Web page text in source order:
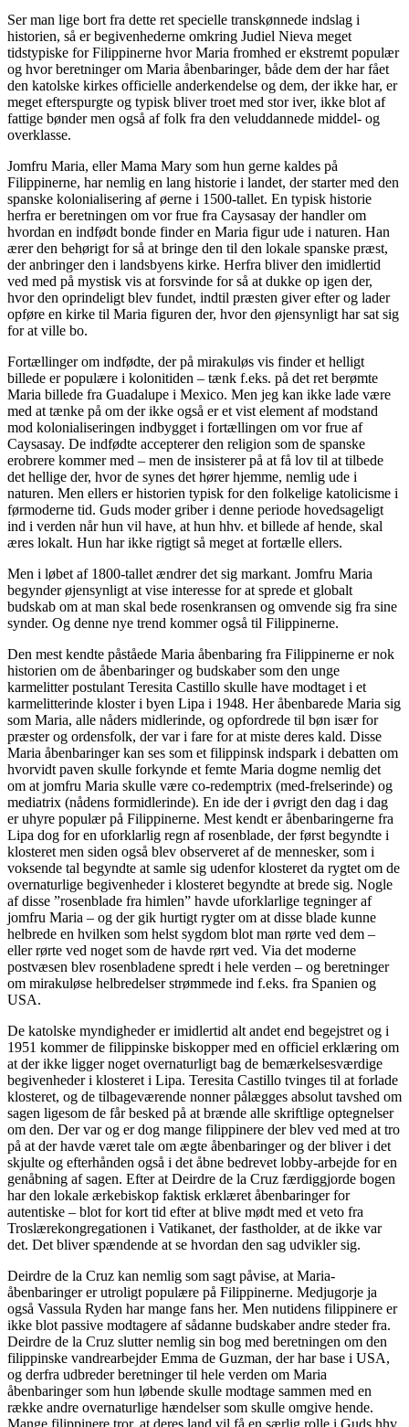
Ser man lige bort fra dette ret specielle transkønnede indslag i
historien, så er begivenhederne omkring Judiel Nieva meget
tidstypiske for Filippinerne hvor Maria fromhed er ekstremt populær
og hvor beretninger om Maria åbenbaringer, både dem der har fået
den katolske kirkes officielle anderkendelse og dem, der ikke har, er
meget efterspurgte og typisk bliver troet med stor iver, ikke blot af
fattige bønder men også af folk fra den veluddannede middel- og
overklasse.
Jomfru Maria, eller Mama Mary som hun gerne kaldes på
Filippinerne, har nemlig en lang historie i landet, der starter med den
spanske kolonialisering af øerne i 1500-tallet. En typisk historie
herfra er beretningen om vor frue fra Caysasay der handler om
hvordan en indfødt bonde finder en Maria figur ude i naturen. Han
ærer den behørigt for så at bringe den til den lokale spanske præst,
der anbringer den i landsbyens kirke. Herfra bliver den imidlertid
ved med på mystisk vis at forsvinde for så at dukke op igen der,
hvor den oprindeligt blev fundet, indtil præsten giver efter og lader
opføre en kirke til Maria figuren der, hvor den øjensynligt har sat sig
for at ville bo.
Fortællinger om indfødte, der på mirakuløs vis finder et helligt
billede er populære i kolonitiden – tænk f.eks. på det ret berømte
Maria billede fra Guadalupe i Mexico. Men jeg kan ikke lade være
med at tænke på om der ikke også er et vist element af modstand
mod kolonialiseringen indbygget i fortællingen om vor frue af
Caysasay. De indfødte accepterer den religion som de spanske
erobrere kommer med – men de insisterer på at få lov til at tilbede
det hellige der, hvor de synes det hører hjemme, nemlig ude i
naturen. Men ellers er historien typisk for den folkelige katolicisme i
førmoderne tid. Guds moder griber i denne periode hovedsageligt
ind i verden når hun vil have, at hun hhv. et billede af hende, skal
æres lokalt. Hun har ikke rigtigt så meget at fortælle ellers.
Men i løbet af 1800-tallet ændrer det sig markant. Jomfru Maria
begynder øjensynligt at vise interesse for at sprede et globalt
budskab om at man skal bede rosenkransen og omvende sig fra sine
synder. Og denne nye trend kommer også til Filippinerne.
Den mest kendte påståede Maria åbenbaring fra Filippinerne er nok
historien om de åbenbaringer og budskaber som den unge
karmelitter postulant Teresita Castillo skulle have modtaget i et
karmelitterinde kloster i byen Lipa i 1948. Her åbenbarede Maria sig
som Maria, alle nåders midlerinde, og opfordrede til bøn især for
præster og ordensfolk, der var i fare for at miste deres kald. Disse
Maria åbenbaringer kan ses som et filippinsk indspark i debatten om
hvorvidt paven skulle forkynde et femte Maria dogme nemlig det
om at jomfru Maria skulle være co-redemptrix (med-frelserinde) og
mediatrix (nådens formidlerinde). En ide der i øvrigt den dag i dag
er uhyre populær på Filippinerne. Mest kendt er åbenbaringerne fra
Lipa dog for en uforklarlig regn af rosenblade, der først begyndte i
klosteret men siden også blev observeret af de mennesker, som i
voksende tal begyndte at samle sig udenfor klosteret da rygtet om de
overnaturlige begivenheder i klosteret begyndte at brede sig. Nogle
af disse ”rosenblade fra himlen” havde uforklarlige tegninger af
jomfru Maria – og der gik hurtigt rygter om at disse blade kunne
helbrede en hvilken som helst sygdom blot man rørte ved dem –
eller rørte ved noget som de havde rørt ved. Via det moderne
postvæsen blev rosenbladene spredt i hele verden – og beretninger
om mirakuløse helbredelser strømmede ind f.eks. fra Spanien og
USA.
De katolske myndigheder er imidlertid alt andet end begejstret og i
1951 kommer de filippinske biskopper med en officiel erklæring om
at der ikke ligger noget overnaturligt bag de bemærkelsesværdige
begivenheder i klosteret i Lipa. Teresita Castillo tvinges til at forlade
klosteret, og de tilbageværende nonner pålægges absolut tavshed om
sagen ligesom de får besked på at brænde alle skriftlige optegnelser
om den. Der var og er dog mange filippinere der blev ved med at tro
på at der havde været tale om ægte åbenbaringer og der bliver i det
skjulte og efterhånden også i det åbne bedrevet lobby-arbejde for en
genåbning af sagen. Efter at Deirdre de la Cruz færdiggjorde bogen
har den lokale ærkebiskop faktisk erklæret åbenbaringer for
autentiske – blot for kort tid efter at blive mødt med et veto fra
Troslærekongregationen i Vatikanet, der fastholder, at de ikke var
det. Det bliver spændende at se hvordan den sag udvikler sig.
Deirdre de la Cruz kan nemlig som sagt påvise, at Maria-
åbenbaringer er utroligt populære på Filippinerne. Medjugorje ja
også Vassula Ryden har mange fans her. Men nutidens filippinere er
ikke blot passive modtagere af sådanne budskaber andre steder fra.
Deirdre de la Cruz slutter nemlig sin bog med beretningen om den
filippinske vandrearbejder Emma de Guzman, der har base i USA,
og derfra udbreder beretninger til hele verden om Maria
åbenbaringer som hun løbende skulle modtage sammen med en
række andre overnaturlige hændelser som skulle omgive hende.
Mange filippinere tror, at deres land vil få en særlig rolle i Guds hhv.